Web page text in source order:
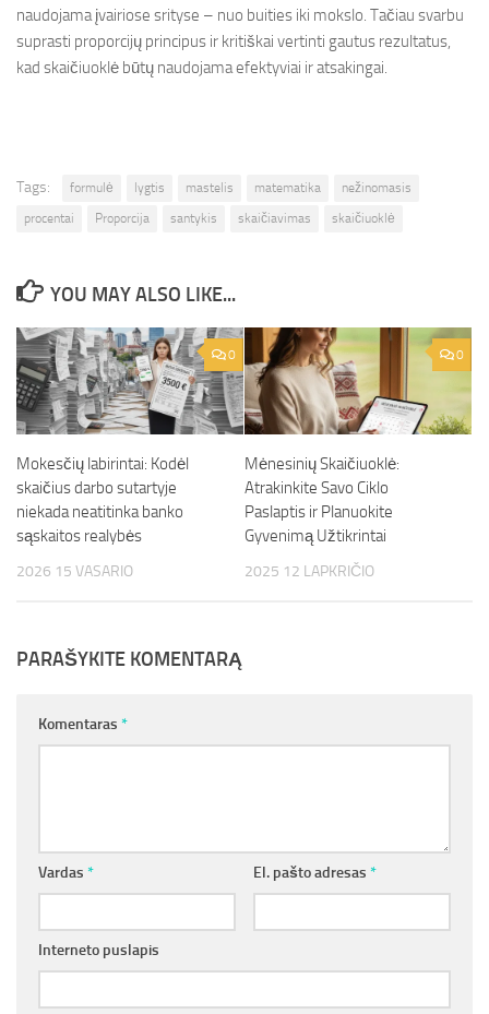
naudojama įvairiose srityse – nuo buities iki mokslo. Tačiau svarbu
suprasti proporcijų principus ir kritiškai vertinti gautus rezultatus,
kad skaičiuoklė būtų naudojama efektyviai ir atsakingai.
Tags: formulė lygtis mastelis matematika
nežinomasis
procentai
Proporcija santykis skaičiavimas skaičiuoklė
YOU MAY ALSO LIKE...
0
Mokesčių labirintai: Kodėl
skaičius darbo sutartyje
niekada neatitinka banko
sąskaitos realybės
2026 15 VASARIO
0
Mėnesinių Skaičiuoklė:
Atrakinkite Savo Ciklo
Paslaptis ir Planuokite
Gyvenimą Užtikrintai
2025 12 LAPKRIČIO
PARAŠYKITE KOMENTARĄ
Komentaras *
Vardas * El. pašto adresas *
Interneto puslapis